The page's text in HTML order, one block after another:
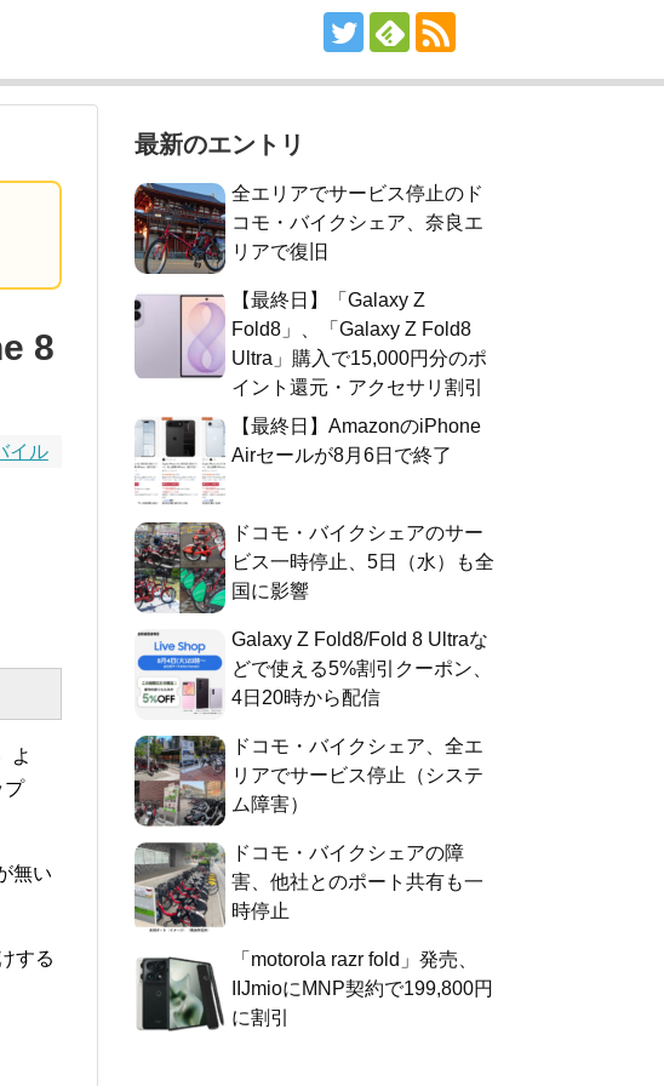
8
イル
よ
プ
無い
する
最新のエントリ
全エリアでサービス停止のド
コモ・バイクシェア、奈良エ
リアで復旧
【最終日】「Galaxy Z
Fold8」、「Galaxy Z Fold8
Ultra」購入で15,000円分のポ
イント還元・アクセサリ割引
【最終日】AmazonのiPhone
Airセールが8月6日で終了
ドコモ・バイクシェアのサー
ビス一時停止、5日（水）も全
国に影響
Galaxy Z Fold8/Fold 8 Ultraな
どで使える5%割引クーポン、
4日20時から配信
ドコモ・バイクシェア、全エ
リアでサービス停止（システ
ム障害）
ドコモ・バイクシェアの障
害、他社とのポート共有も一
時停止
「motorola razr fold」発売、
IIJmioにMNP契約で199,800円
に割引